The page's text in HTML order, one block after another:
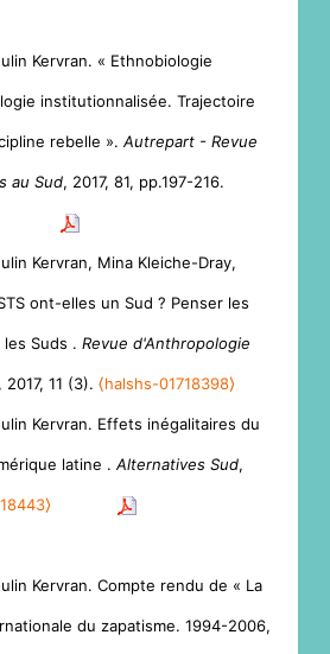
Kervran. « Ethnobiologie
institutionnalisée. Trajectoire
rebelle ». Autrepart - Revue
au Sud, 2017, 81, pp.197-216.
Kervran, Mina Kleiche-Dray,
ont-elles un Sud ? Penser les
Suds . Revue d'Anthropologie
2017, 11 (3). ⟨halshs-01718398⟩
Kervran. Effets inégalitaires du
latine . Alternatives Sud,
Kervran. Compte rendu de « La
du zapatisme. 1994-2006,